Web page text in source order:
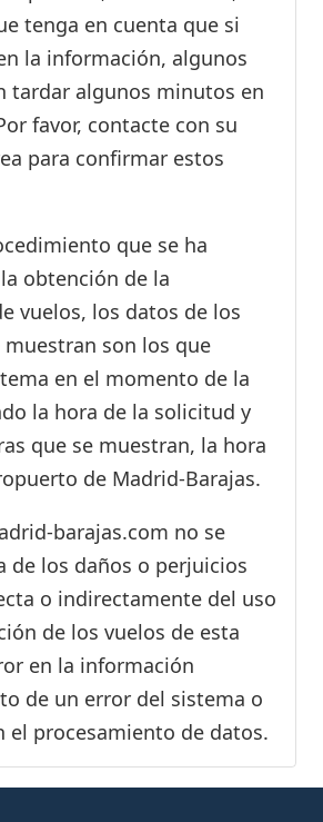
tenga en cuenta que si
la información, algunos
tardar algunos minutos en
favor, contacte con su
para confirmar estos
que se ha
obtención de la
vuelos, los datos de los
muestran son los que
en el momento de la
la hora de la solicitud y
que se muestran, la hora
de Madrid-Barajas.
barajas.com no se
de los daños o perjuicios
o indirectamente del uso
de los vuelos de esta
en la información
de un error del sistema o
el procesamiento de datos.